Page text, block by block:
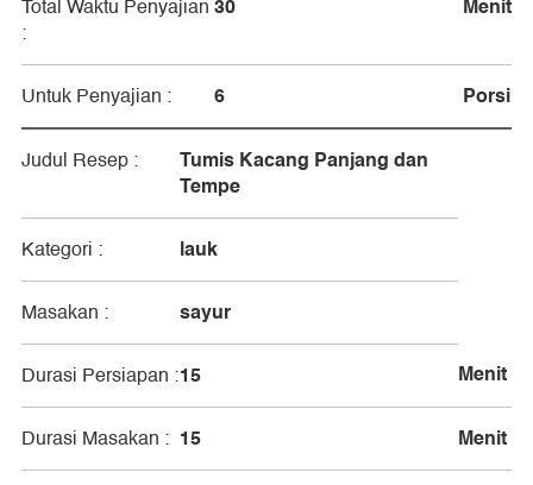
Total Waktu Penyajian
:
30 Menit
Untuk Penyajian : 6 Porsi
Judul Resep :
Tumis Kacang Panjang dan
Tempe
Kategori : lauk
Masakan : sayur
Durasi Persiapan :15 Menit
Durasi Masakan : 15 Menit